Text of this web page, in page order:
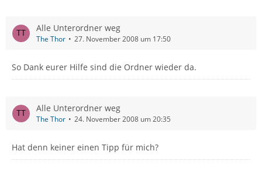
Alle Unterordner weg
The Thor 27. November 2008 um 17:50
So Dank eurer Hilfe sind die Ordner wieder da.
Alle Unterordner weg
The Thor 24. November 2008 um 20:35
Hat denn keiner einen Tipp für mich?